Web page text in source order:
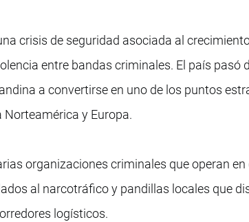
crisis de seguridad asociada al
entre bandas criminales. El país pasó
a convertirse en uno de los puntos
y Europa.
organizaciones criminales que operan en
al narcotráfico y pandillas locales que
logísticos.